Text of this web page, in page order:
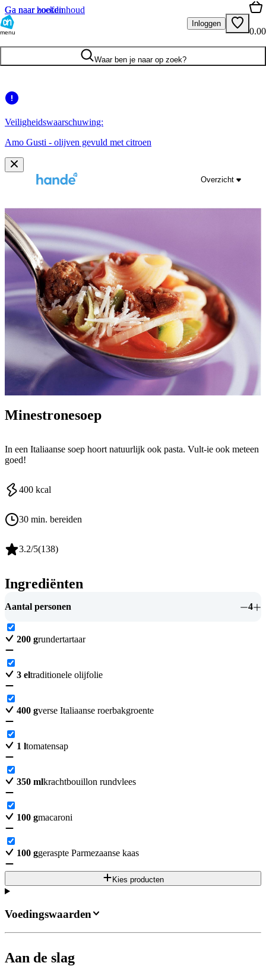
Ga naar hoofdinhoud
Ga naar zoeken
menu
Inloggen
0.00
Waar ben je naar op zoek?
Veiligheidswaarschuwing:
Amo Gusti - olijven gevuld met citroen
Overzicht
Minestronesoep
In een Italiaanse soep hoort natuurlijk ook pasta. Vult-ie ook meteen
goed!
400 kcal
30 min. bereiden
3.2/5(138)
Ingrediënten
Aantal personen 4
200 grundertartaar
3 eltraditionele olijfolie
400 gverse Italiaanse roerbakgroente
1 ltomatensap
350 mlkrachtbouillon rundvlees
100 gmacaroni
100 ggeraspte Parmezaanse kaas
Kies producten
Aan de slag
Voedingswaarden